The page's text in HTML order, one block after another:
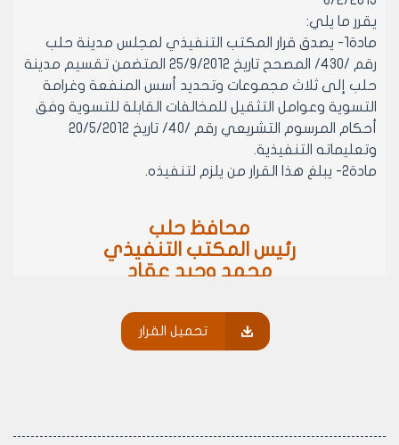
يقرر ما يلي:
مادة1- يصدق قرار المكتب التنفيذي لمجلس مدينة حلب
رقم /430/ المصحح تاريخ 25/9/2012 المتضمن تقسيم مدينة
حلب إلى ثلاث مجموعات وتحديد أسس المنفعة وغرامة
التسوية وعوامل التثقيل للمخالفات القابلة للتسوية وفق
أحكام المرسوم التشريعي رقم /40/ تاريخ 20/5/2012
وتعليماته التنفيذية.
مادة2- يبلغ هذا القرار من يلزم لتنفيذه.
محافظ حلب
رئيس المكتب التنفيذي
محمد وحيد عقاد
تحميل القرار